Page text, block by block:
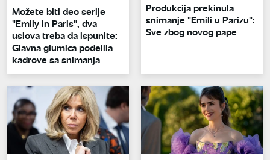
Možete biti deo serije
"Emily in Paris", dva
uslova treba da ispunite:
Glavna glumica podelila
kadrove sa snimanja
Produkcija prekinula
snimanje "Emili u Parizu":
Sve zbog novog pape